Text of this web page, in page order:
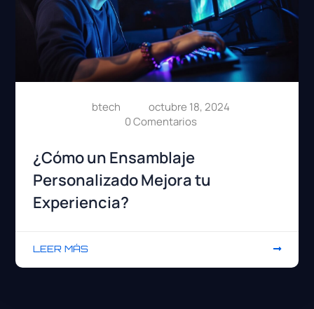
btech
octubre 18, 2024
0 Comentarios
¿Cómo un Ensamblaje
Personalizado Mejora tu
Experiencia?
LEER MÁS